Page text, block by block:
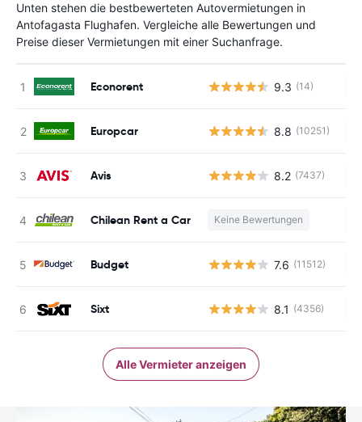
Unten stehen die bestbewerteten Autovermietungen in
Antofagasta Flughafen. Vergleiche alle Bewertungen und
Preise dieser Vermietungen mit einer Suchanfrage.
Econorent 9.3 (14)
Europcar 8.8 (10251)
Avis 8.2 (7437)
Chilean Rent a Car Keine Bewertungen
Budget 7.6 (11512)
Sixt 8.1 (4356)
Alle Vermieter anzeigen